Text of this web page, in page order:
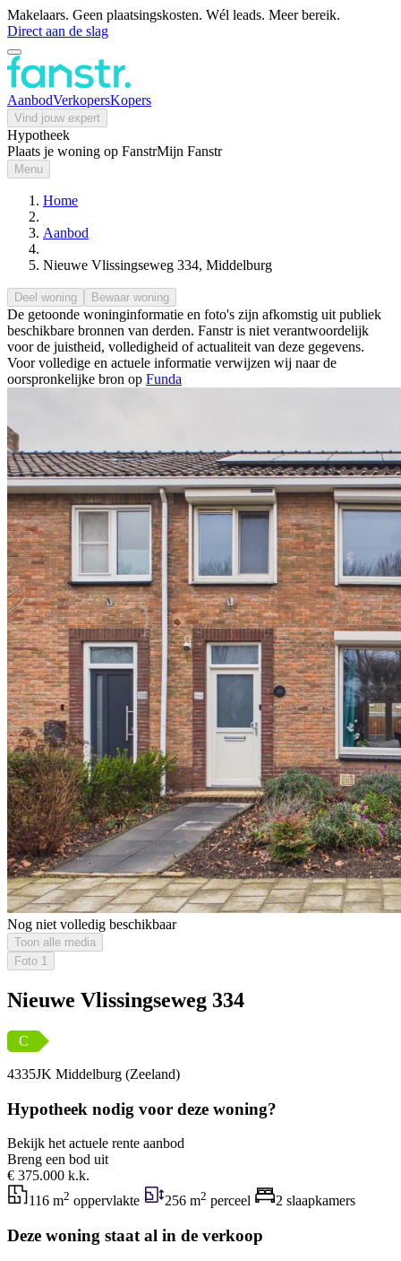
Makelaars. Geen plaatsingskosten. Wél leads. Meer bereik.
Direct aan de slag
AanbodVerkopersKopers
Vind jouw expert
Hypotheek
Plaats je woning op FanstrMijn Fanstr
Menu
Home
Aanbod
Nieuwe Vlissingseweg 334, Middelburg
Deel woning Bewaar woning
De getoonde woninginformatie en foto's zijn afkomstig uit publiek
beschikbare bronnen van derden. Fanstr is niet verantwoordelijk
voor de juistheid, volledigheid of actualiteit van deze gegevens.
Voor volledige en actuele informatie verwijzen wij naar de
oorspronkelijke bron op Funda
Nog niet volledig beschikbaar
Toon alle media
Foto 1
Nieuwe Vlissingseweg 334
C
4335JK Middelburg (Zeeland)
Hypotheek nodig voor deze woning?
Bekijk het actuele rente aanbod
Breng een bod uit
€ 375.000 k.k.
116 m2 oppervlakte 256 m2 perceel 2 slaapkamers
Deze woning staat al in de verkoop